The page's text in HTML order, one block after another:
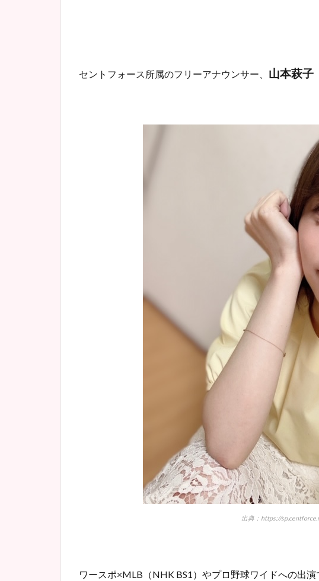
セントフォース所属のフリーアナウンサー、 山本萩子
出典：https://
ワースポ×MLB（NHK BS1）やプロ野球ワイドへの出演